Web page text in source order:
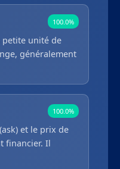
100.0%
petite unité de
généralement
100.0%
et le prix de
financier. Il